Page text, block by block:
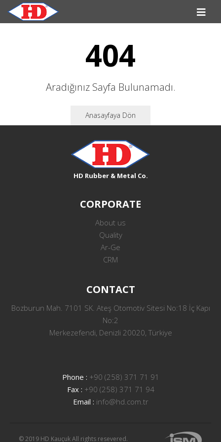
404
Aradığınız Sayfa Bulunamadı.
Anasayfaya Dön
HD Rubber & Metal Co.
CORPORATE
About us
Quality
Ar-Ge
CRM
CONTACT
Bozburun Mah. 7101 SK. Ateş Otomotiv Sitesi No:18 İç Kapı
No:2
Merkezefendi, Denizli 20020, Türkiye
Phone : +90 (258) 371 71 91
Fax : +90 (258) 371 71 94
Email : info@hd.com.tr
© 2019 HD Kauçuk All rights resevered.